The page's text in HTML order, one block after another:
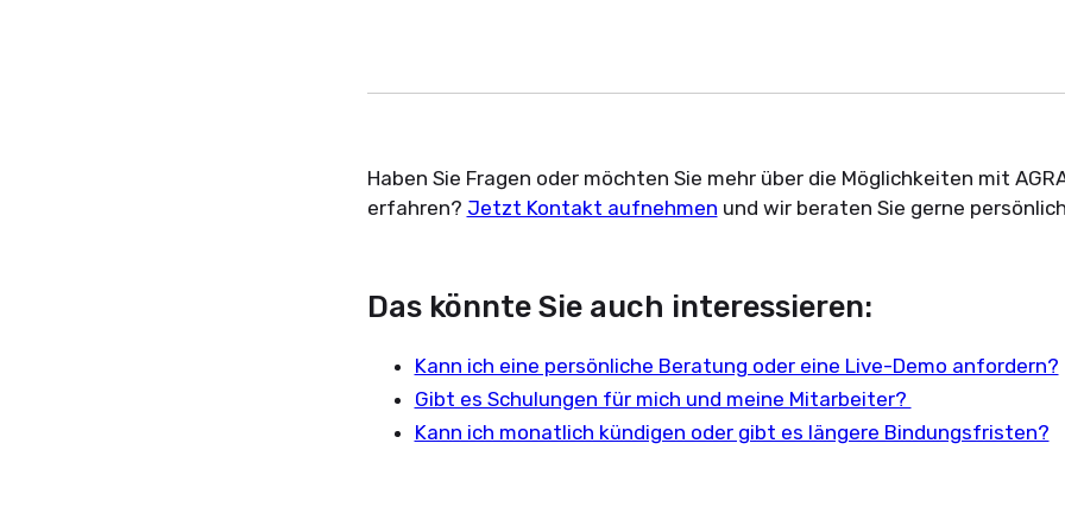
Haben Sie Fragen oder möchten Sie mehr über die Möglichkeiten mit
erfahren? Jetzt Kontakt aufnehmen und wir beraten Sie gerne
Das könnte Sie auch interessieren:
Kann ich eine persönliche Beratung oder eine Live-Demo anfordern?
Gibt es Schulungen für mich und meine Mitarbeiter?
Kann ich monatlich kündigen oder gibt es längere Bindungsfristen?